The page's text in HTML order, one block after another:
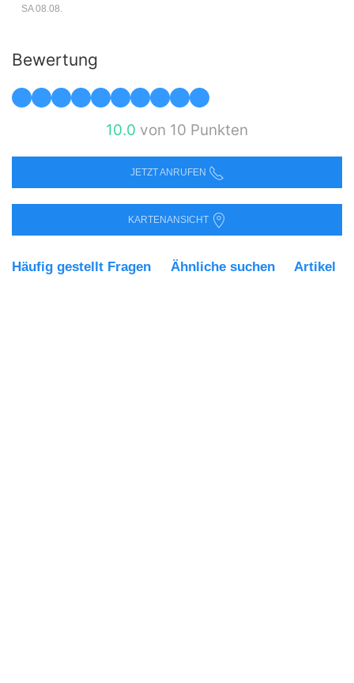
SA 08.08.
Bewertung
10.0 von 10 Punkten
JETZT ANRUFEN
KARTENANSICHT
Häufig gestellt Fragen Ähnliche suchen Artikel